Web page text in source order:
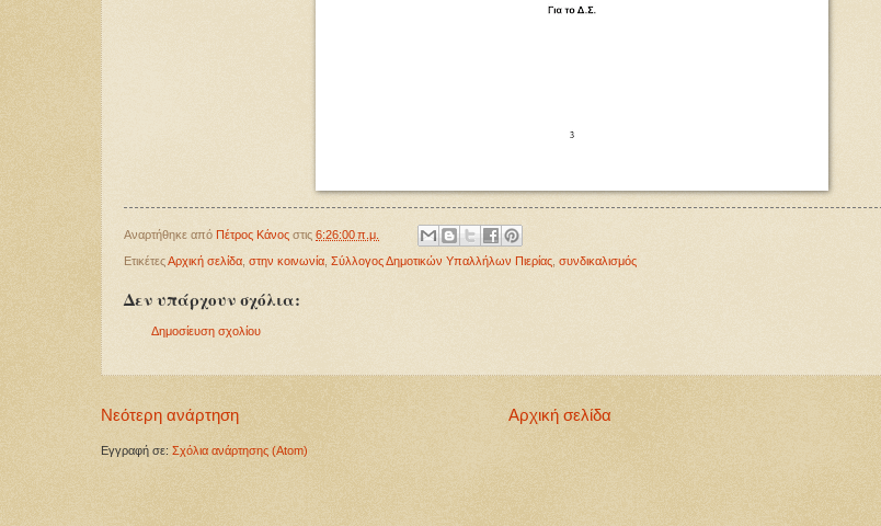
Αναρτήθηκε από Πέτρος Κάνος στις 6:26:00 π.μ.
ΕτικέτεςΑρχική σελίδα στην κοινωνία Σύλλογος Δημοτικών Υπαλλήλων Πιερίας συνδικαλισμός
Δεν υπάρχουν σχόλια:
Δημοσίευση σχολίου
Νεότερη ανάρτηση Αρχική σελίδα
Εγγραφή σε: Σχόλια ανάρτησης (Atom)